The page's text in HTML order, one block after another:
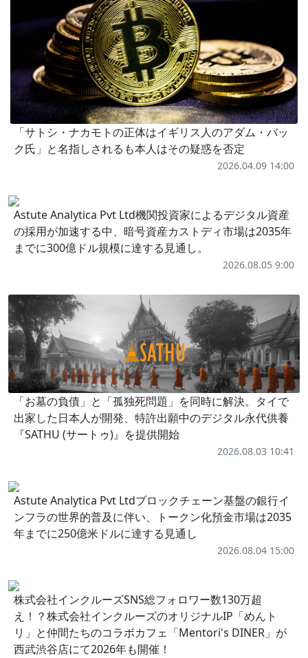
「サトシ・ナカモトの正体はイギリス人のアダム・バッ
ク氏」と名指しされるも本人はその疑惑を否定
2026.04.09 14:00
Astute Analytica Pvt Ltd機関投資家によるデジタル資産
の採用が加速する中、暗号資産カストディ市場は2035年
までに300億ドル規模に達する見通し。
2026.08.05 9:00
「お墓の負債」と「孤独死問題」を同時に解決。タイで
出家した日本人が開発、特許出願中のデジタル永代供養
『SATHU (サートゥ)』を提供開始
2026.08.03 10:41
Astute Analytica Pvt Ltdブロックチェーン基盤の銀行イ
ンフラの世界的普及に伴い、トークン化預金市場は2035
年までに250億米ドルに達する見通し
2026.08.04 15:00
株式会社インクルーズSNS総フォロワー数130万超
え！？株式会社インクルーズのオリジナルIP「めんト
リ」と仲間たちのコラボカフェ「Mentori's DINER」が
西武渋谷店にて2026年も開催！